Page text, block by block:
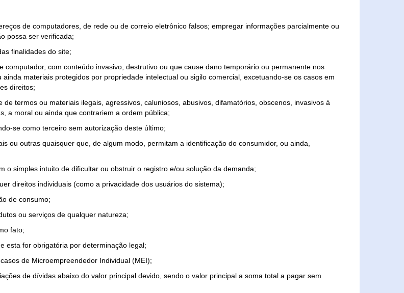
de computadores, de rede ou de correio eletrônico falsos; empregar informações parcialmente ou
possa ser verificada;
finalidades do site;
com conteúdo invasivo, destrutivo ou que cause dano temporário ou permanente nos
ainda materiais protegidos por propriedade intelectual ou sigilo comercial, excetuando-se os casos em
direitos;
termos ou materiais ilegais, agressivos, caluniosos, abusivos, difamatórios, obscenos, invasivos à
a moral ou ainda que contrariem a ordem pública;
se como terceiro sem autorização deste último;
ou outras quaisquer que, de algum modo, permitam a identificação do consumidor, ou ainda,
o simples intuito de dificultar ou obstruir o registro e/ou solução da demanda;
direitos individuais (como a privacidade dos usuários do sistema);
de consumo;
ou serviços de qualquer natureza;
fato;
esta for obrigatória por determinação legal;
de Microempreendedor Individual (MEI);
de dívidas abaixo do valor principal devido, sendo o valor principal a soma total a pagar sem